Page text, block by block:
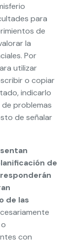
para
de
la
Por
utilizar
o copiar
indicarlo
problemas
de señalar
de
de las
con